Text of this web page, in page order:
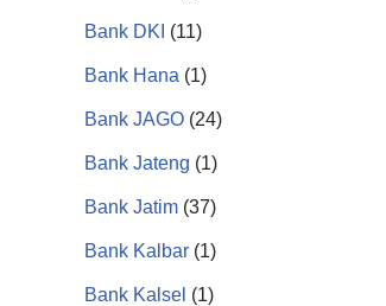
Bank DKI (11)
Bank Hana (1)
Bank JAGO (24)
Bank Jateng (1)
Bank Jatim (37)
Bank Kalbar (1)
Bank Kalsel (1)